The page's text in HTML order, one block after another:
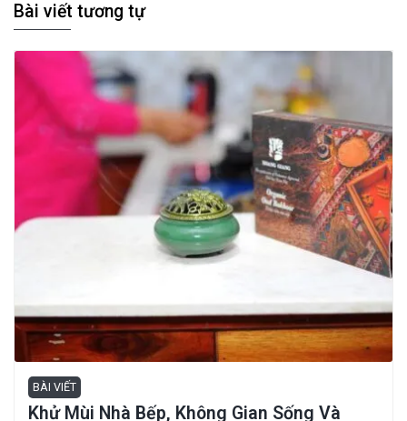
Bài viết tương tự
BÀI VIẾT
Khử Mùi Nhà Bếp, Không Gian Sống Và